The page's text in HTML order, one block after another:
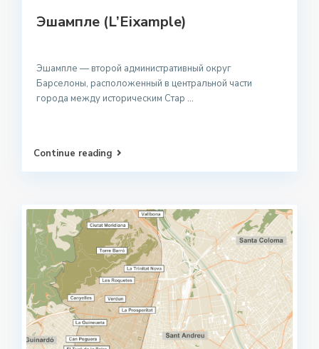
Эшампле (L’Eixample)
Эшампле — второй административный округ
Барселоны, расположенный в центральной части
города между историческим Стар ...
Continue reading